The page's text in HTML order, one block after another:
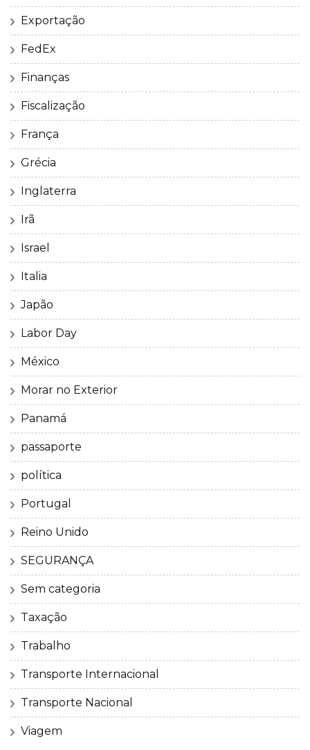
Exportação
FedEx
Finanças
Fiscalização
França
Grécia
Inglaterra
Irã
Israel
Italia
Japão
Labor Day
México
Morar no Exterior
Panamá
passaporte
política
Portugal
Reino Unido
SEGURANÇA
Sem categoria
Taxação
Trabalho
Transporte Internacional
Transporte Nacional
Viagem